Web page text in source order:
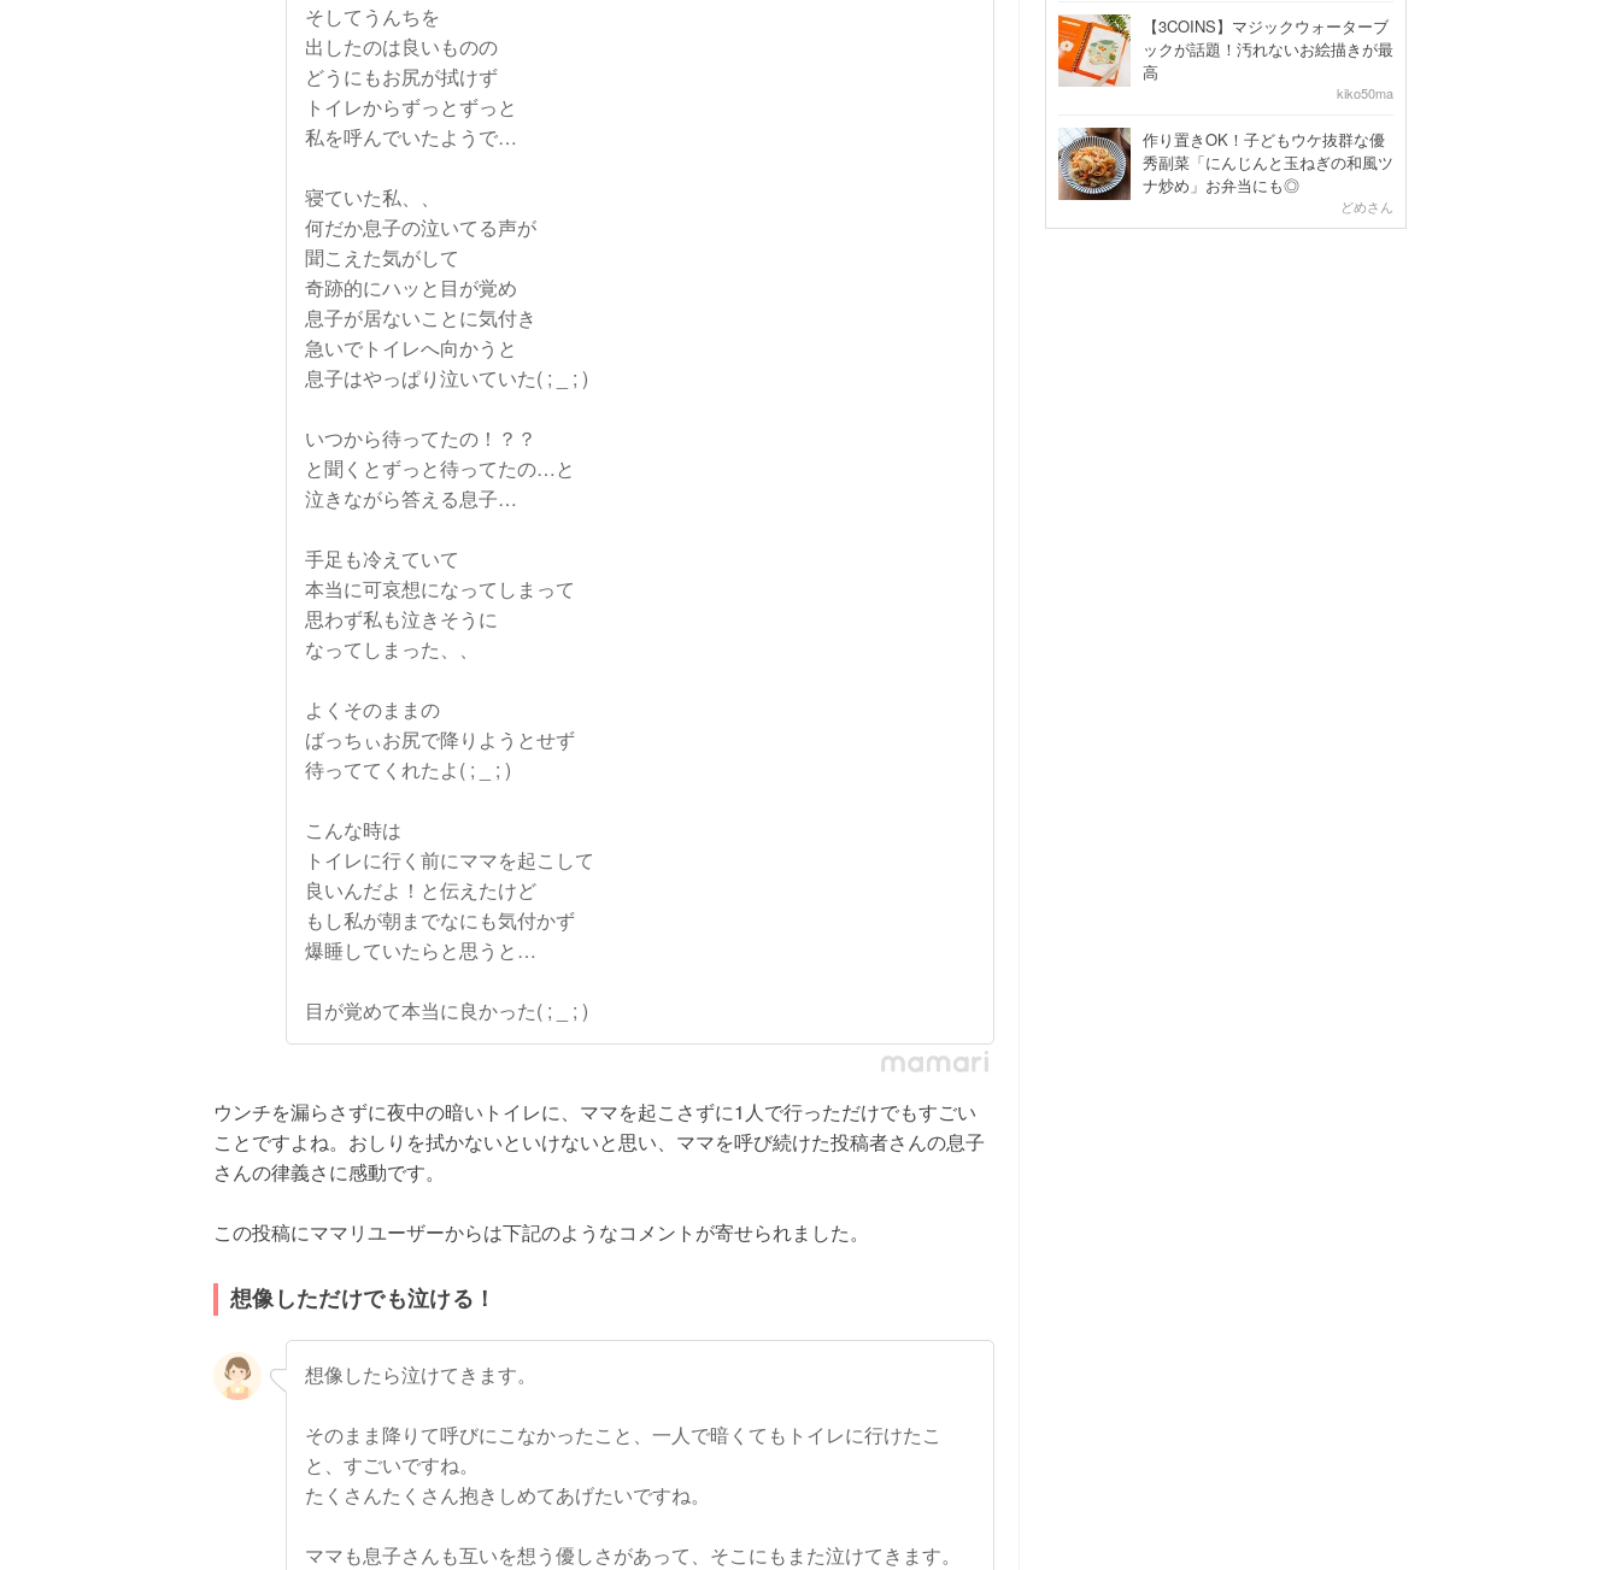
そしてうんちを
出したのは良いものの
どうにもお尻が拭けず
トイレからずっとずっと
私を呼んでいたようで…
寝ていた私、、
何だか息子の泣いてる声が
聞こえた気がして
奇跡的にハッと目が覚め
息子が居ないことに気付き
急いでトイレへ向かうと
息子はやっぱり泣いていた( ; _ ; )
いつから待ってたの！？？
と聞くとずっと待ってたの…と
泣きながら答える息子…
手足も冷えていて
本当に可哀想になってしまって
思わず私も泣きそうに
なってしまった、、
よくそのままの
ばっちぃお尻で降りようとせず
待っててくれたよ( ; _ ; )
こんな時は
トイレに行く前にママを起こして
良いんだよ！と伝えたけど
もし私が朝までなにも気付かず
爆睡していたらと思うと…
目が覚めて本当に良かった( ; _ ; )
ウンチを漏らさずに夜中の暗いトイレに、ママを起こさずに1人で行っただけでもすごい
ことですよね。おしりを拭かないといけないと思い、ママを呼び続けた投稿者さんの息子
さんの律義さに感動です。
この投稿にママリユーザーからは下記のようなコメントが寄せられました。
想像しただけでも泣ける！
想像したら泣けてきます。
そのまま降りて呼びにこなかったこと、一人で暗くてもトイレに行けたこ
と、すごいですね。
たくさんたくさん抱きしめてあげたいですね。
ママも息子さんも互いを想う優しさがあって、そこにもまた泣けてきます。
【3COINS】マジックウォーターブ
ックが話題！汚れないお絵描きが最
高
kiko50ma
作り置きOK！子どもウケ抜群な優
秀副菜「にんじんと玉ねぎの和風ツ
ナ炒め」お弁当にも◎
どめさん